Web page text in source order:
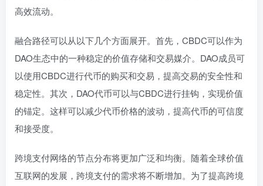
高效流动。
融合路径可以从以下几个方面展开。首先，CBDC可以作为
DAO生态中的一种稳定的价值存储和交易媒介。DAO成员可
以使用CBDC进行代币的购买和交易，提高交易的安全性和
稳定性。其次，DAO代币可以与CBDC进行挂钩，实现价值
的锚定。这样可以减少代币价格的波动，提高代币的可信度
和接受度。
跨境支付网络的节点分布将更加广泛和均衡。随着全球价值
互联网的发展，跨境支付的需求将不断增加。为了提高跨境